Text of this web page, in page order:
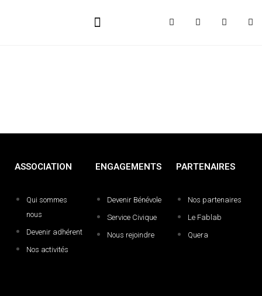
ASSOCIATION
Qui sommes
nous
Devenir adhérent
Nos activités
ENGAGEMENTS
Devenir Bénévole
Service Civique
Nous rejoindre
PARTENAIRES
Nos partenaires
Le Fablab
Quera